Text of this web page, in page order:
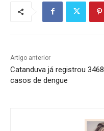
Artigo anterior
Catanduva já registrou 3468
casos de dengue